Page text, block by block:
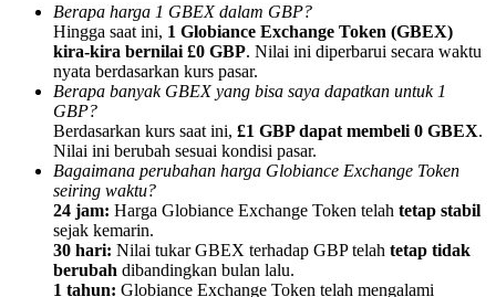
Referensi
Undang teman untuk mendapatkan imbalan tunai
BTC Welcome Rewards
Berapa harga 1 GBEX dalam GBP?
Hingga saat ini, 1 Globiance Exchange Token (GBEX)
kira-kira bernilai £0 GBP. Nilai ini diperbarui secara waktu
nyata berdasarkan kurs pasar.
Berapa banyak GBEX yang bisa saya dapatkan untuk 1
GBP?
Berdasarkan kurs saat ini, £1 GBP dapat membeli 0 GBEX.
Nilai ini berubah sesuai kondisi pasar.
Bagaimana perubahan harga Globiance Exchange Token
seiring waktu?
24 jam: Harga Globiance Exchange Token telah tetap stabil
sejak kemarin.
30 hari: Nilai tukar GBEX terhadap GBP telah tetap tidak
berubah dibandingkan bulan lalu.
1 tahun: Globiance Exchange Token telah mengalami